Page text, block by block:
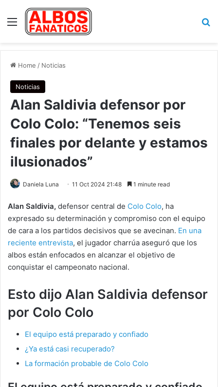
Menu
Home / Noticias
Noticias
Alan Saldivia defensor por
Colo Colo: “Tenemos seis
finales por delante y estamos
ilusionados”
Daniela Luna 11 Oct 2024 21:48 1 minute read
Alan Saldivia, defensor central de Colo Colo, ha
expresado su determinación y compromiso con el equipo
de cara a los partidos decisivos que se avecinan. En una
reciente entrevista, el jugador charrúa aseguró que los
albos están enfocados en alcanzar el objetivo de
conquistar el campeonato nacional.
Esto dijo Alan Saldivia defensor
por Colo Colo
El equipo está preparado y confiado
¿Ya está casi recuperado?
La formación probable de Colo Colo